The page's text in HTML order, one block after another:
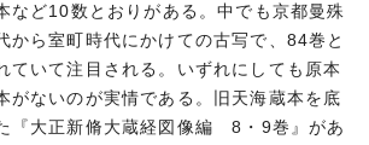
など10数とおりがある。中でも京都曼殊
から室町時代にかけての古写で、84巻と
ていて注目される。いずれにしても原本
がないのが実情である。旧天海蔵本を底
『大正新脩大蔵経図像編 8・9巻』があ